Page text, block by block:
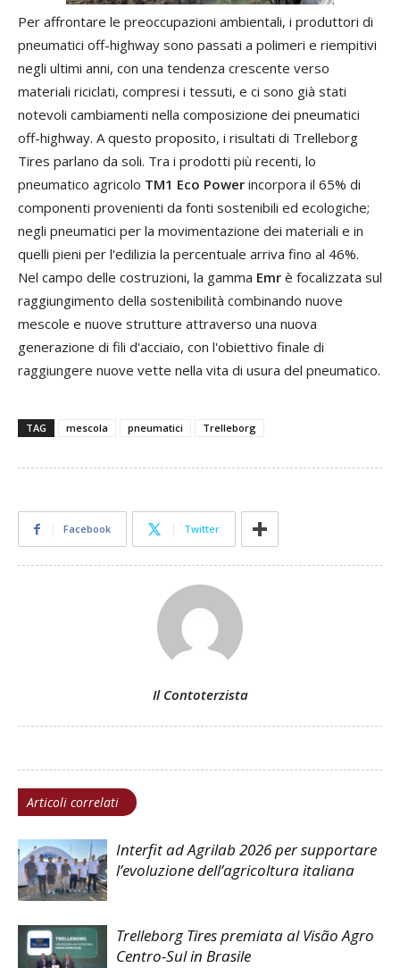
Per affrontare le preoccupazioni ambientali, i produttori di
pneumatici off-highway sono passati a polimeri e riempitivi
negli ultimi anni, con una tendenza crescente verso
materiali riciclati, compresi i tessuti, e ci sono già stati
notevoli cambiamenti nella composizione dei pneumatici
off-highway. A questo proposito, i risultati di Trelleborg
Tires parlano da soli. Tra i prodotti più recenti, lo
pneumatico agricolo TM1 Eco Power incorpora il 65% di
componenti provenienti da fonti sostenibili ed ecologiche;
negli pneumatici per la movimentazione dei materiali e in
quelli pieni per l'edilizia la percentuale arriva fino al 46%.
Nel campo delle costruzioni, la gamma Emr è focalizzata sul
raggiungimento della sostenibilità combinando nuove
mescole e nuove strutture attraverso una nuova
generazione di fili d'acciaio, con l'obiettivo finale di
raggiungere nuove vette nella vita di usura del pneumatico.
TAG mescola pneumatici Trelleborg
Facebook Twitter
Il Contoterzista
Articoli correlati
Interfit ad Agrilab 2026 per supportare
l’evoluzione dell’agricoltura italiana
Trelleborg Tires premiata al Visão Agro
Centro-Sul in Brasile